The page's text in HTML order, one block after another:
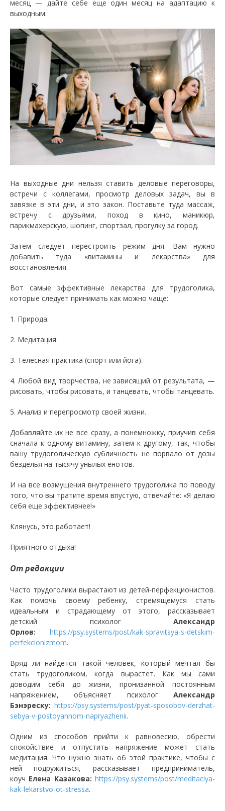
месяц — дайте себе еще один месяц на адаптацию к
выходным.
На выходные дни нельзя ставить деловые переговоры,
встречи с коллегами, просмотр деловых задач, вы в
завязке в эти дни, и это закон. Поставьте туда массаж,
встречу с друзьями, поход в кино, маникюр,
парикмахерскую, шопинг, спортзал, прогулку за город.
Затем следует перестроить режим дня. Вам нужно
добавить туда «витамины и лекарства» для
восстановления.
Вот самые эффективные лекарства для трудоголика,
которые следует принимать как можно чаще:
1. Природа.
2. Медитация.
3. Телесная практика (спорт или йога).
4. Любой вид творчества, не зависящий от результата, —
рисовать, чтобы рисовать, и танцевать, чтобы танцевать.
5. Анализ и перепросмотр своей жизни.
Добавляйте их не все сразу, а понемножку, приучив себя
сначала к одному витамину, затем к другому, так, чтобы
вашу трудоголическую субличность не порвало от дозы
безделья на тысячу унылых енотов.
И на все возмущения внутреннего трудоголика по поводу
того, что вы тратите время впустую, отвечайте: «Я делаю
себя еще эффективнее!»
Клянусь, это работает!
Приятного отдыха!
От редакции
Часто трудоголики вырастают из детей-перфекционистов.
Как помочь своему ребенку, стремящемуся стать
идеальным и страдающему от этого, рассказывает
детский психолог Александр
Орлов:
https://psy.systems/post/kak-spravitsya-s-detskim-
perfekcionizmom.
Вряд ли найдется такой человек, который мечтал бы
стать трудоголиком, когда вырастет. Как мы сами
доводим себя до жизни, пронизанной постоянным
напряжением, объясняет психолог Александр
Бэнэреску: https://psy.systems/post/pyat-sposobov-derzhat-
sebya-v-postoyannom-napryazhenii.
Одним из способов прийти к равновесию, обрести
спокойствие и отпустить напряжение может стать
медитация. Что нужно знать об этой практике, чтобы с
ней подружиться, рассказывает предприниматель,
коуч Елена Казакова: https://psy.systems/post/meditaciya-
kak-lekarstvo-ot-stressa.